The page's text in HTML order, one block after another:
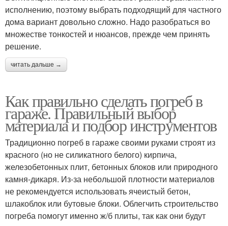
исполнению, поэтому выбрать подходящий для частного
дома вариант довольно сложно. Надо разобраться во
множестве тонкостей и нюансов, прежде чем принять
решение.
читать дальше →
Как правильно сделать погреб в
гараже. Правильный выбор
материала и подбор инструментов
Традиционно погреб в гараже своими руками строят из
красного (но не силикатного белого) кирпича,
железобетонных плит, бетонных блоков или природного
камня-дикаря. Из-за небольшой плотности материалов
не рекомендуется использовать ячеистый бетон,
шлакоблок или бутовые блоки. Облегчить строительство
погреба помогут именно ж/б плиты, так как они будут